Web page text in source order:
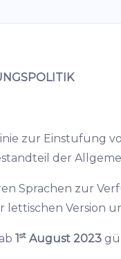
zur Einstufung
der
Sprachen zur
Version
1st August 2023